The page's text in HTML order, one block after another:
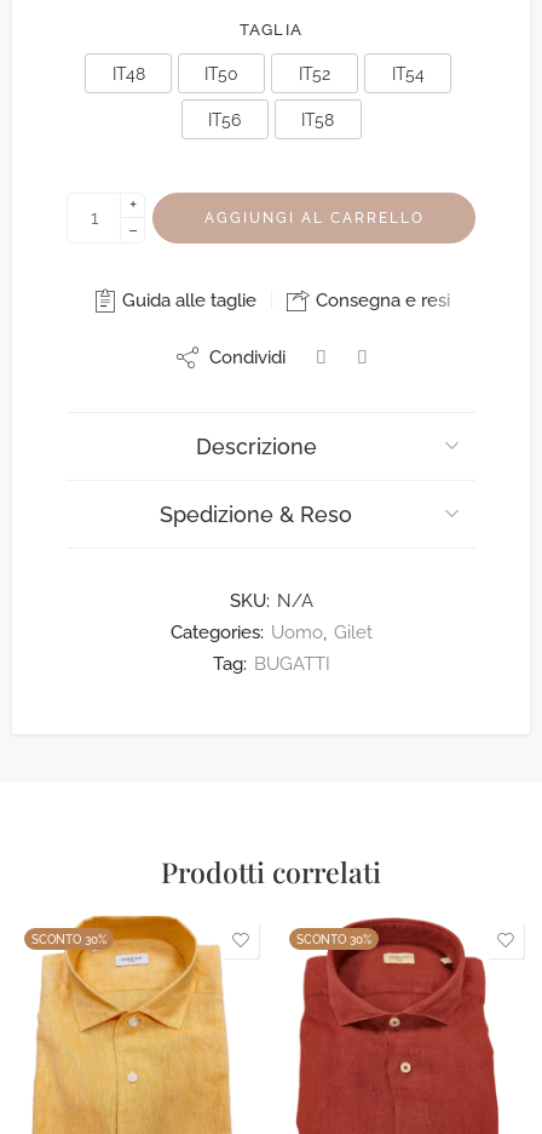
TAGLIA
IT48 IT50 IT52 IT54
IT56 IT58
+
−
AGGIUNGI AL CARRELLO
Guida alle taglie Consegna e resi
Condividi
Descrizione
Spedizione & Reso
SKU: N/A
Categories: Uomo, Gilet
Tag: BUGATTI
Prodotti correlati
SCONTO 30% SCONTO 30%